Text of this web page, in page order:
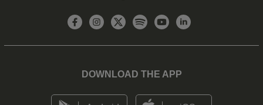
DOWNLOAD THE APP